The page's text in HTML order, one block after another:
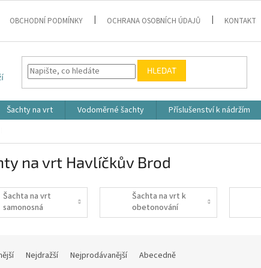
OBCHODNÍ PODMÍNKY OCHRANA OSOBNÍCH ÚDAJŮ KONTAKT
HLEDAT
Šachty na vrt Vodoměrné šachty Příslušenství k nádržím
na vrt Havlíčkův Brod
Šachta na vrt
samonosná
Šachta na vrt k
obetonování
Nejdražší Nejprodávanější Abecedně